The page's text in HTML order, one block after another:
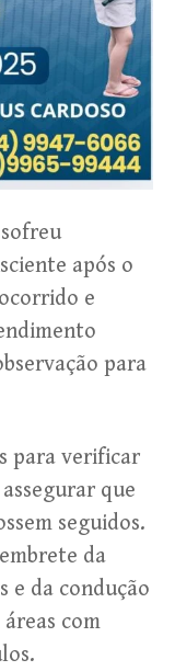
após o
e
para
para verificar
que
seguidos.
da
e da condução
com